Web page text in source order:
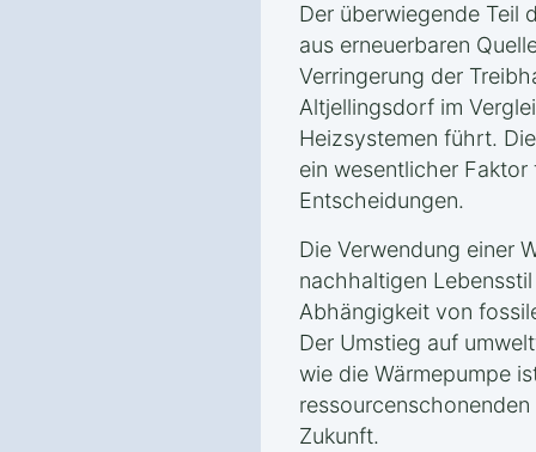
Der überwiegende Teil
aus erneuerbaren
Verringerung der
Altjellingsdorf im
Heizsystemen führt.
ein wesentlicher
Entscheidungen.
Die Verwendung einer
nachhaltigen
Abhängigkeit von
Der Umstieg auf
wie die Wärmepumpe
Zukunft.